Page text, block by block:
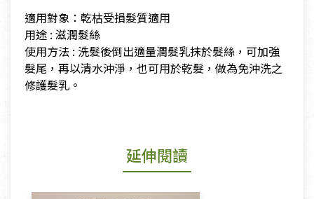
​適用對象：乾枯受損髮質適用
​用途 : 滋潤髮絲
​使用方法 : 洗髮後倒出適量潤髮乳抹於髮絲，可加強
髮尾，再以清水沖淨，也可用於乾髮，做為免沖洗之
修護髮乳。
延伸閱讀